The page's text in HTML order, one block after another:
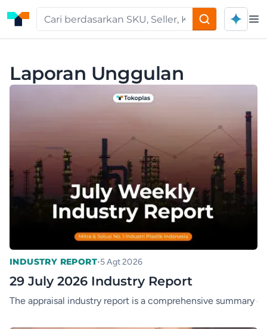
Laporan Unggulan
INDUSTRY REPORT•5 Agt 2026
29 July 2026 Industry Report
The appraisal industry report is a comprehensive summary